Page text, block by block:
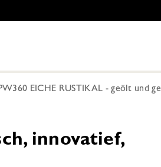
EICHE RUSTIKAL - geölt und
innovatief,